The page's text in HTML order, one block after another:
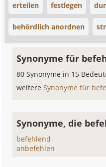
erteilen festlegen
behördlich anordnen
Synonyme für
80 Synonyme in 15
weitereSynonyme für
Synonyme, die
befehlend
anbefehlen